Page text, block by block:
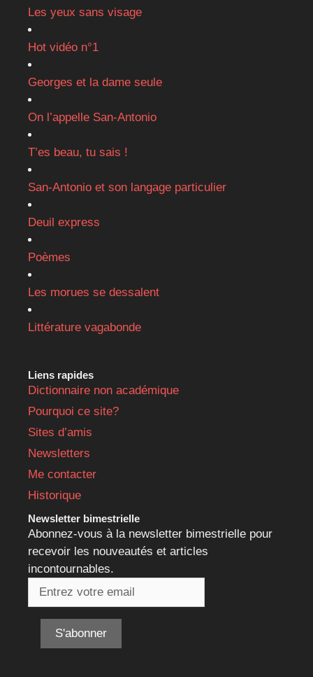
Les yeux sans visage
Hot vidéo n°1
Georges et la dame seule
On l’appelle San-Antonio
T’es beau, tu sais !
San-Antonio et son langage particulier
Deuil express
Poèmes
Les morues se dessalent
Littérature vagabonde
Liens rapides
Dictionnaire non académique
Pourquoi ce site?
Sites d’amis
Newsletters
Me contacter
Historique
Newsletter bimestrielle
Abonnez-vous à la newsletter bimestrielle pour
recevoir les nouveautés et articles
incontournables.